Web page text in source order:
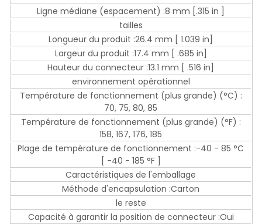
Ligne médiane (espacement) :8 mm [.315 in ]
tailles
Longueur du produit :26.4 mm [ 1.039 in]
Largeur du produit :17.4 mm [ .685 in]
Hauteur du connecteur :13.1 mm [ .516 in]
environnement opérationnel
Température de fonctionnement (plus grande) (°C) :
70, 75, 80, 85
Température de fonctionnement (plus grande) (°F) :
158, 167, 176, 185
Plage de température de fonctionnement :-40 - 85 °C
[ -40 - 185 °F ]
Caractéristiques de l'emballage
Méthode d'encapsulation :Carton
le reste
Capacité à garantir la position de connecteur :Oui